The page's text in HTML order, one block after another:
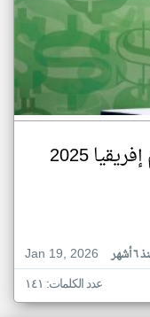
2025
Jan 19, 2026
أشهر
عدد الكلمات: ١٤١